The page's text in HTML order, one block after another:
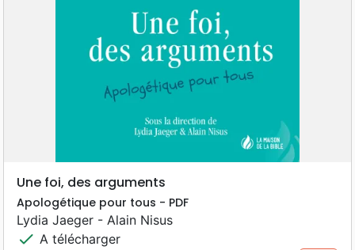
Une foi, des arguments
Apologétique pour tous - PDF
Lydia Jaeger - Alain Nisus
check A télécharger